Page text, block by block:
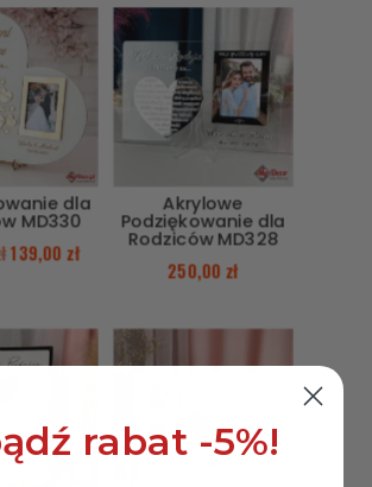
dla
MD330
139,00 zł
Akrylowe
Podziękowanie dla
Rodziców MD328
250,00 zł
rabat -5%!